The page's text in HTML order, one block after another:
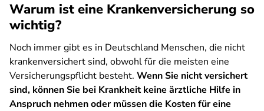
Warum ist eine Krankenversicherung so
wichtig?
Noch immer gibt es in Deutschland Menschen, die nicht
krankenversichert sind, obwohl für die meisten eine
Versicherungspflicht besteht. Wenn Sie nicht versichert
sind, können Sie bei Krankheit keine ärztliche Hilfe in
Anspruch nehmen oder müssen die Kosten für eine